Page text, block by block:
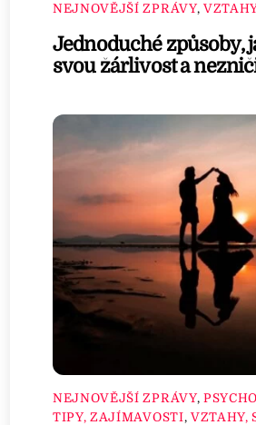
NEJNOVĚJŠÍ ZPRÁVY,
Jednoduché způsoby,
svou žárlivost a
NEJNOVĚJŠÍ ZPRÁVY,
TIPY, ZAJÍMAVOSTI, VZTAHY,